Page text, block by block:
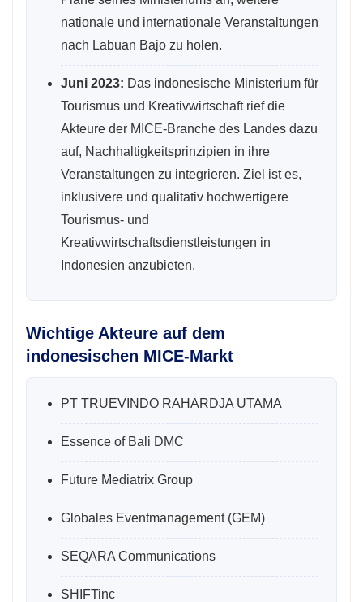
nationale und internationale Veranstaltungen
nach Labuan Bajo zu holen.
Juni 2023: Das indonesische Ministerium für
Tourismus und Kreativwirtschaft rief die
Akteure der MICE-Branche des Landes dazu
auf, Nachhaltigkeitsprinzipien in ihre
Veranstaltungen zu integrieren. Ziel ist es,
inklusivere und qualitativ hochwertigere
Tourismus- und
Kreativwirtschaftsdienstleistungen in
Indonesien anzubieten.
Wichtige Akteure auf dem
indonesischen MICE-Markt
PT TRUEVINDO RAHARDJA UTAMA
Essence of Bali DMC
Future Mediatrix Group
Globales Eventmanagement (GEM)
SEQARA Communications
SHIFTinc